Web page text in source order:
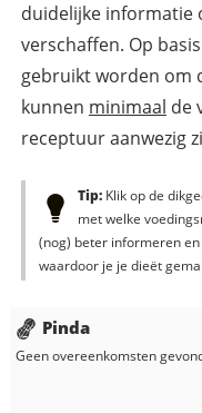
duidelijke informatie
verschaffen. Op
gebruikt worden om
kunnen minimaal de
receptuur aanwezig
Tip:Klik op de
met welke
(nog) beter informeren
waardoor je je dieët
Pinda
Geen overeenkomsten